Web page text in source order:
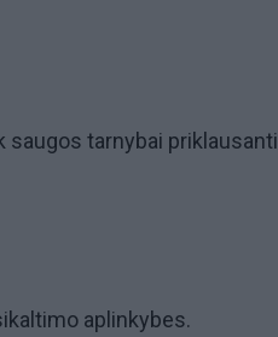
saugos tarnybai priklausanti
aplinkybes.